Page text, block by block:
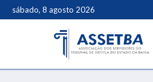
sábado, 8 agosto 2026